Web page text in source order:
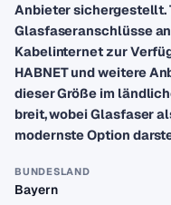
Anbieter sichergestellt.
Glasfaseranschlüsse
Kabelinternet zur
HABNET und weitere
dieser Größe im
breit, wobei Glasfaser
modernste Option
BUNDESLAND
Bayern